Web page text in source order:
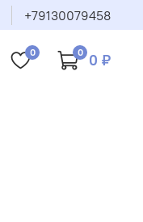
+79130079458
0 0 0 ₽